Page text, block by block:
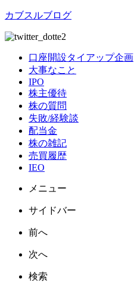
カブスルブログ
口座開設タイアップ企画
大事なこと
IPO
株主優待
株の質問
失敗/経験談
配当金
株の雑記
売買履歴
IEO
メニュー
サイドバー
前へ
次へ
検索